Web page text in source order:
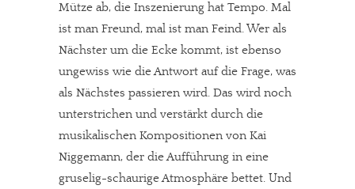
Dir gefällt unsere Arbeit?
meinesuedstadt.de finanziert sich durch Partnerprofile und
Werbung. Beide Einnahmequellen sind in den letzten Monaten
stark zurückgegangen.
Solltest Du unsere unabhängige Berichterstattung schätzen,
kannst Du uns mit einer kleinen Spende unterstützen.
Paypal - danke@meinesuedstadt.de
Mütze ab, die Inszenierung hat Tempo. Mal
ist man Freund, mal ist man Feind. Wer als
Nächster um die Ecke kommt, ist ebenso
ungewiss wie die Antwort auf die Frage, was
als Nächstes passieren wird. Das wird noch
unterstrichen und verstärkt durch die
musikalischen Kompositionen von Kai
Niggemann, der die Aufführung in eine
gruselig-schaurige Atmosphäre bettet. Und